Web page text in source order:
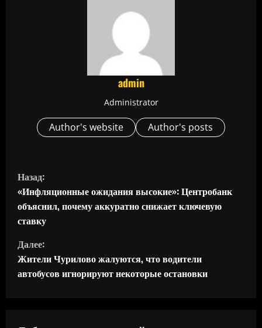
admin
Administrator
Author's website Author's posts
П
р
о
д
о
Назад:
«Инфляционные ожидания высокие»: Центробанк
объяснил, почему аккуратно снижает ключевую
ставку
Далее:
Жители Чурилово жалуются, что водители
автобусов игнорируют некоторые остановки